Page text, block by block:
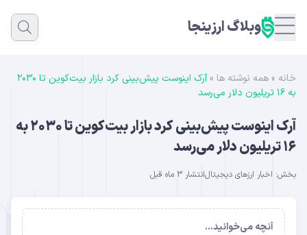
وبلاگ ارزینجا
خانه » همه نوشته ها »
آرک اینوست پیش‌بینی کرد بازار بیت‌کوین تا ۲۰۳۰
به ۱۶ تریلیون دلار می‌رسد
آرک اینوست پیش‌بینی کرد بازار بیت‌کوین تا ۲۰۳۰ به
۱۶ تریلیون دلار می‌رسد
بخش: اخبار ارزهای دیجیتالانتشار 3 ماه قبل
آنچه می‌خوانید...